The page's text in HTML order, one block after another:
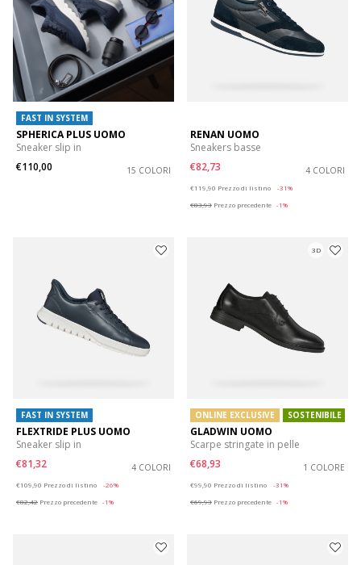
FAST IN SYSTEM
SPHERICA PLUS UOMO
Sneaker slip in
€110,00
15 COLORI
RENAN UOMO
Sneakers basse
€82,73
4 COLORI
€119,90 Prezzo di listino
-31%
€83,93 Prezzo precedente -1%
FAST IN SYSTEM
FLEXTRIDE PLUS UOMO
Sneaker slip in
€81,32
4 COLORI
€109,90 Prezzo di listino
-26%
€82,42 Prezzo precedente -1%
3D
ONLINE EXCLUSIVE SOSTENIBILE
GLADWIN UOMO
Scarpe stringate in pelle
€68,93
1 COLORE
€99,90 Prezzo di listino
-31%
€69,93 Prezzo precedente -1%